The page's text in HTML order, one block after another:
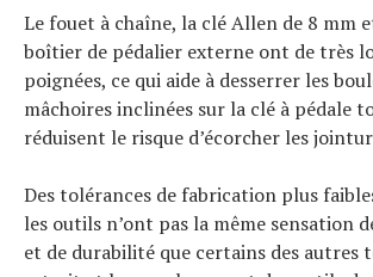
Le fouet à chaîne, la clé Allen de 8 mm
boîtier de pédalier externe ont de très
poignées, ce qui aide à desserrer les
mâchoires inclinées sur la clé à pédale
réduisent le risque d’écorcher les
Des tolérances de fabrication plus
les outils n’ont pas la même sensation
et de durabilité que certains des autres